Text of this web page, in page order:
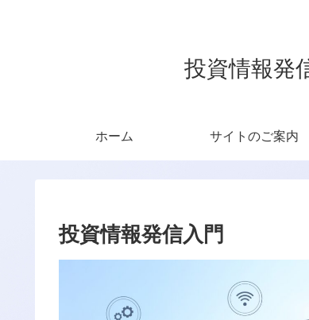
投資情報発
ホーム サイトのご案内
投資情報発信入門